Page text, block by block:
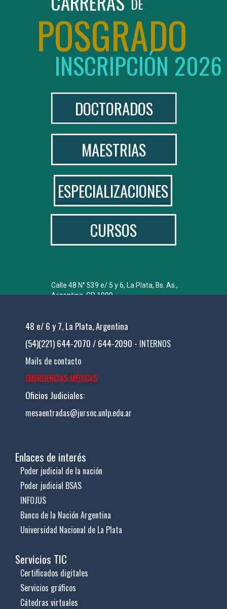
POSGRADO
ESPECIALIZACIONES
MAESTRIAS
DOCTORADOS
CURSOS
INSCRIPCIÓN 2026
Calle 48 N° 539 e/ 5 y 6, La Plata, Bs. As.,
Argentina. CP 1900.
48 e/ 6 y 7, La Plata, Argentina
(54)(221) 644-2070 / 644-2090 - INTERNOS
Mails de contacto
EMERGENCIAS MÉDICAS
Oficios Judiciales:
mesaentradas@jursoc.unlp.edu.ar
Enlaces de interés
Poder judicial de la nación
Poder judicial BSAS
INFOJUS
Banco de la Nación Argentina
Universidad Nacional de La Plata
Servicios TIC
Certificados digitales
Servicios gráficos
Cátedras virtuales